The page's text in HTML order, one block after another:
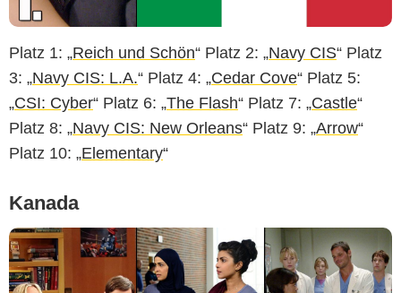
Platz 1: „Reich und Schön“ Platz 2: „Navy CIS“ Platz
3: „Navy CIS: L.A.“ Platz 4: „Cedar Cove“ Platz 5:
„CSI: Cyber“ Platz 6: „The Flash“ Platz 7: „Castle“
Platz 8: „Navy CIS: New Orleans“ Platz 9: „Arrow“
Platz 10: „Elementary“
Kanada